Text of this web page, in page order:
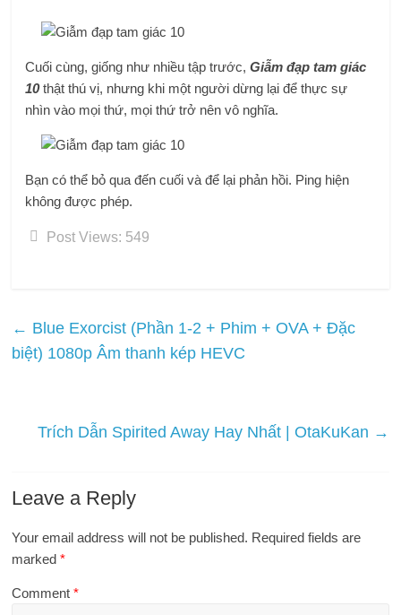
Cuối cùng, giống như nhiều tập trước,Giẫm đạp tam giác
10thật thú vị, nhưng khi một người dừng lại để thực sự
nhìn vào mọi thứ, mọi thứ trở nên vô nghĩa.
Bạn có thể bỏ qua đến cuối và để lại phản hồi. Ping hiện
không được phép.
Post Views: 549
← Blue Exorcist (Phần 1-2 + Phim + OVA + Đặc
biệt) 1080p Âm thanh kép HEVC
Trích Dẫn Spirited Away Hay Nhất | OtaKuKan →
Leave a Reply
Your email address will not be published. Required fields are
marked*
Comment*